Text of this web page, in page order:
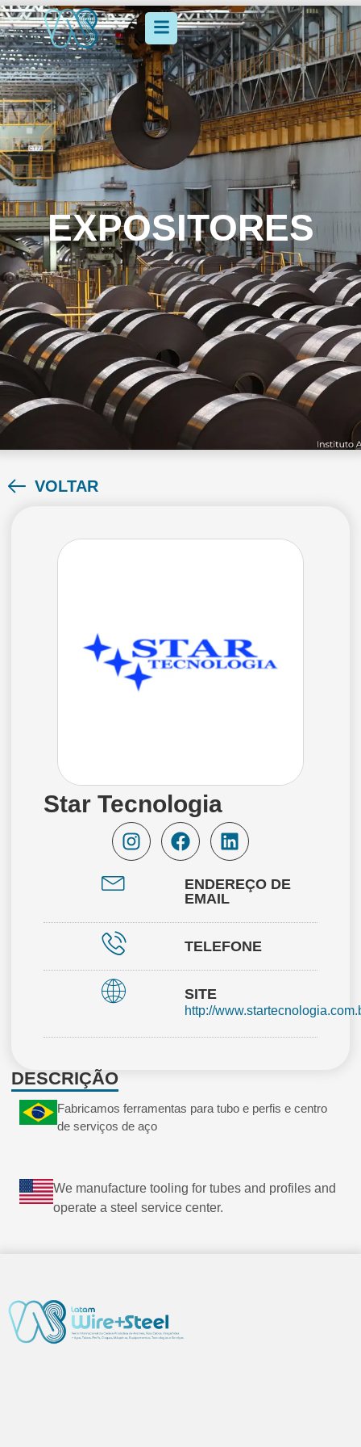
EXPOSITORES
VOLTAR
Star Tecnologia
ENDEREÇO DE
EMAIL
TELEFONE
SITE
http://
DESCRIÇÃO
Fabricamos ferramentas para tubo e perfis e centro
de serviços de aço
We manufacture tooling for tubes and profiles and
operate a steel service center.